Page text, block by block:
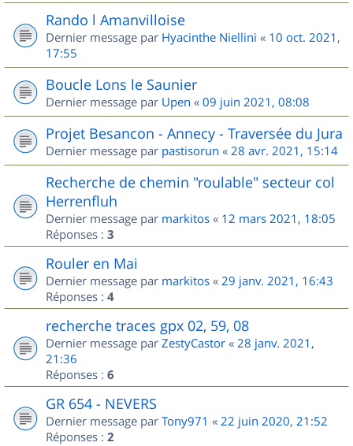
Rando l Amanvilloise
Dernier message par Hyacinthe Niellini « 10 oct. 2021,
17:55
Boucle Lons le Saunier
Dernier message par Upen « 09 juin 2021, 08:08
Projet Besancon - Annecy - Traversée du Jura
Dernier message par pastisorun « 28 avr. 2021, 15:14
Recherche de chemin "roulable" secteur col
Herrenfluh
Dernier message par markitos « 12 mars 2021, 18:05
Réponses : 3
Rouler en Mai
Dernier message par markitos « 29 janv. 2021, 16:43
Réponses : 4
recherche traces gpx 02, 59, 08
Dernier message par ZestyCastor « 28 janv. 2021,
21:36
Réponses : 6
GR 654 - NEVERS
Dernier message par Tony971 « 22 juin 2020, 21:52
Réponses : 2